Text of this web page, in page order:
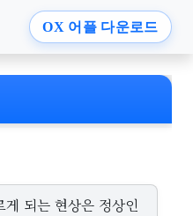
OX 어플 다운로드
되는 현상은 정상인